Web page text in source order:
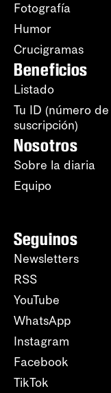
Fotografía
Humor
Crucigramas
Beneficios
Listado
Tu ID (número de
suscripción)
Nosotros
Sobre la diaria
Equipo
Seguinos
Newsletters
RSS
YouTube
WhatsApp
Instagram
Facebook
TikTok